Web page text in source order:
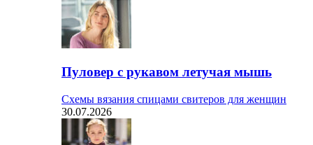
Пуловер с рукавом летучая мышь
Схемы вязания спицами свитеров для женщин
30.07.2026